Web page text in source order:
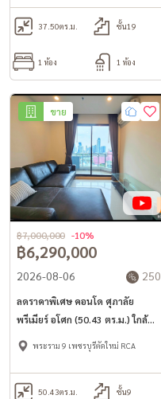
37.50ตร.ม. ชั้น19
1 ห้อง 1 ห้อง
ขาย
฿6,290,000
฿7,000,000 -10%
2026-08-06 250
ลดราคาพิเศษ คอนโด ศุภาลัย
พรีเมียร์ อโศก (50.43 ตร.ม.) ใกล้
MRT เพชรบุรี แยกอโศก
พระราม 9 เพชรบุรีตัดใหม่ RCA
50.43ตร.ม. ชั้น9